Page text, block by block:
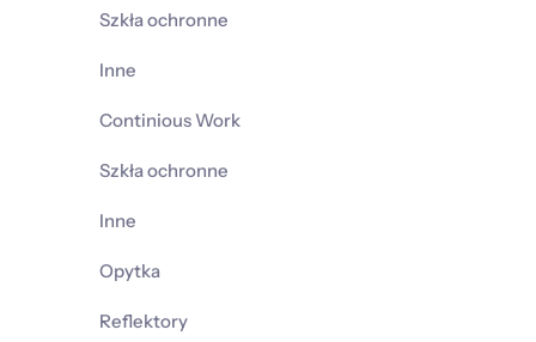
Szkła ochronne
Inne
Continious Work
Szkła ochronne
Inne
Opytka
Reflektory